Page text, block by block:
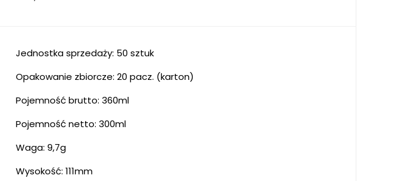
Jednostka sprzedaży: 50 sztuk
Opakowanie zbiorcze: 20 pacz. (karton)
Pojemność brutto: 360ml
Pojemność netto: 300ml
Waga: 9,7g
Wysokość: 111mm